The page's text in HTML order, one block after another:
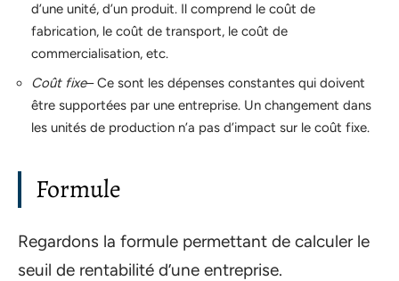
d’une unité, d’un produit. Il comprend le coût de
fabrication, le coût de transport, le coût de
commercialisation, etc.
Coût fixe– Ce sont les dépenses constantes qui doivent
être supportées par une entreprise. Un changement dans
les unités de production n’a pas d’impact sur le coût fixe.
Formule
Regardons la formule permettant de calculer le
seuil de rentabilité d’une entreprise.